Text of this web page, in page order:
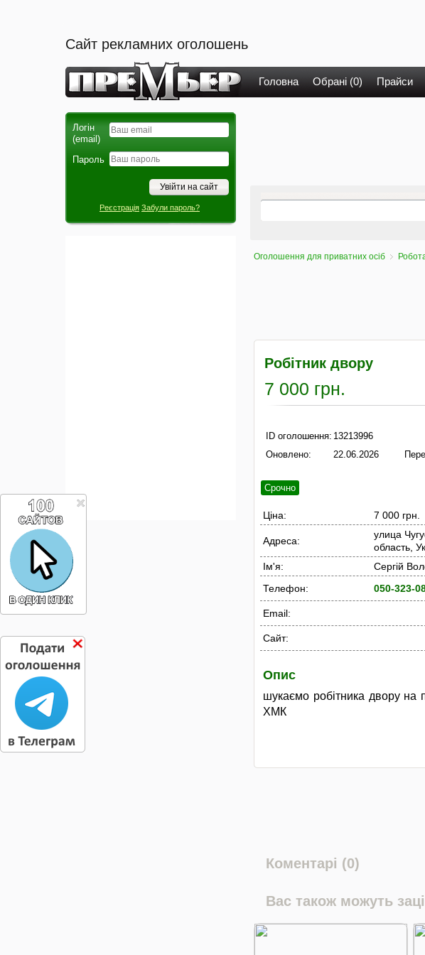
Сайт рекламних оголошень
Головна Обрані (0) Прайси
Логін
(email)
Пароль
Реєстрація Забули пароль?
Оголошення для приватних осіб
Робітник двору
7 000 грн.
ID оголошення: 13213996
Оновлено:
22.06.2026
Срочно
Ціна: 7 000 грн.
Адреса:
улица
область,
Ім'я:
Сергій
Телефон:
050-323-
Email:
Сайт:
Опис
шукаємо робітника двору на
ХМК
Коментарі (0)
Вас також можуть